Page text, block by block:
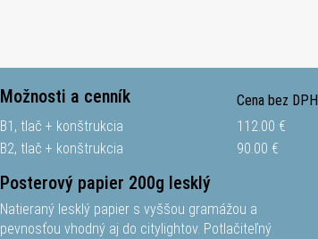
Možnosti a cenník Cena bez DPH
B1, tlač + konštrukcia
112.00 €
B2, tlač + konštrukcia
90.00 €
Posterový papier 200g lesklý
Natieraný lesklý papier s vyššou gramážou a
pevnosťou vhodný aj do citylightov. Potlačiteľný